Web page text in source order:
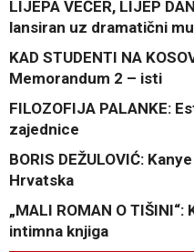
LIJEPA VEČER, LIJEP
lansiran uz dramatični
KAD STUDENTI NA
Memorandum 2 – isti
FILOZOFIJA PALANKE:
zajednice
BORIS DEŽULOVIĆ:
Hrvatska
„MALI ROMAN O
intimna knjiga